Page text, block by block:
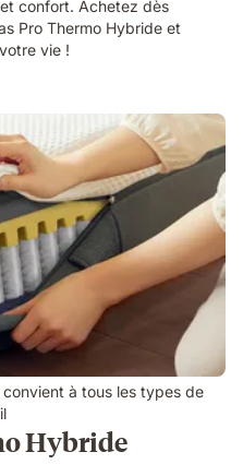
confort. Achetez dès
Pro Thermo Hybride et
vie !
à tous les types de
Hybride